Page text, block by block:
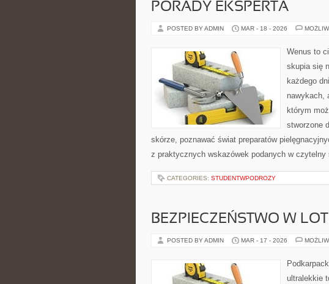
PORADY EKSPERTA
POSTED BY ADMIN MAR - 18 - 2026
Wenus to
skupia się
każdego
nawykach,
którym
stworzone
skórze, poznawać świat preparatów
z praktycznych wskazówek podanych w
CATEGORIES: STUDENTWPODROZY
BEZPIECZEŃSTWO W
POSTED BY ADMIN MAR - 17 - 2026
ultralekkie